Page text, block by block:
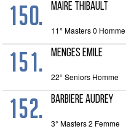
150. MAIRE THIBAULT
11° Masters 0 Homme
151. MENGES EMILE
22° Seniors Homme
152. BARBIERE AUDREY
3° Masters 2 Femme